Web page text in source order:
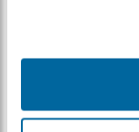
Update